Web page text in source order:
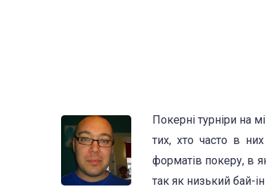
Покерні турніри на
тих, хто часто в
форматів покеру, в
так як низький бай-